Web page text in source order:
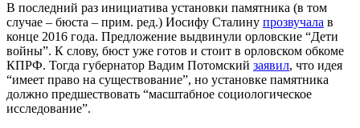
В последний раз инициатива установки памятника (в том
случае – бюста – прим. ред.) Иосифу Сталину прозвучала в
конце 2016 года. Предложение выдвинули орловские “Дети
войны”. К слову, бюст уже готов и стоит в орловском обкоме
КПРФ. Тогда губернатор Вадим Потомский заявил, что идея
“имеет право на существование”, но установке памятника
должно предшествовать “масштабное социологическое
исследование”.